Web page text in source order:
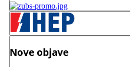
Nove objave